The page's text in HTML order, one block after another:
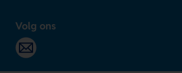
Volg ons